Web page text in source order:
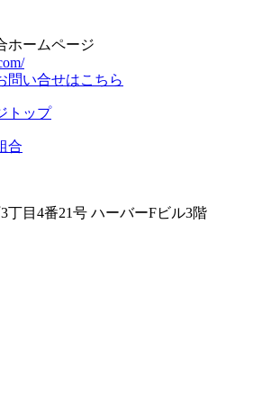
ホームページ
問い合せはこちら
丁目4番21号 ハーバーFビル3階